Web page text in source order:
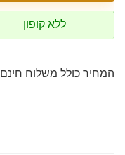
ללא קופון
המחיר כולל משלוח